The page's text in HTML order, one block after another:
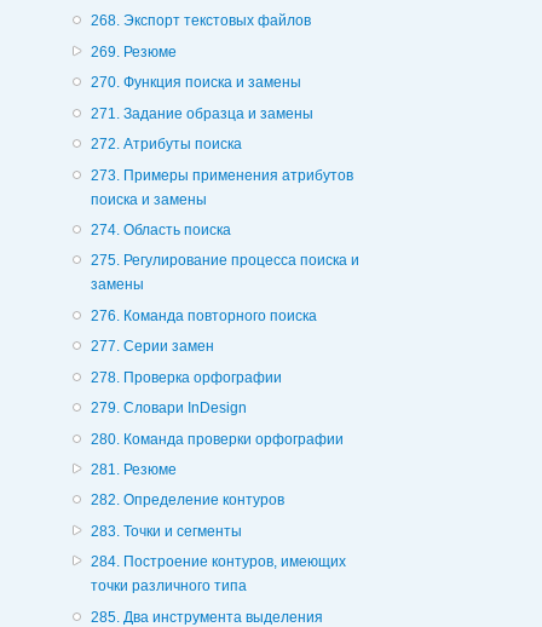
268. Экспорт текстовых файлов
269. Резюме
270. Функция поиска и замены
271. Задание образца и замены
272. Атрибуты поиска
273. Примеры применения атрибутов
поиска и замены
274. Область поиска
275. Регулирование процесса поиска и
замены
276. Команда повторного поиска
277. Серии замен
278. Проверка орфографии
279. Словари InDesign
280. Команда проверки орфографии
281. Резюме
282. Определение контуров
283. Точки и сегменты
284. Построение контуров, имеющих
точки различного типа
285. Два инструмента выделения